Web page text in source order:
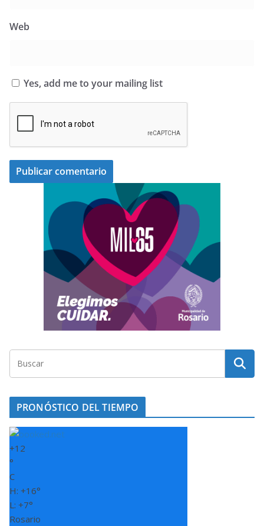
Web
Yes, add me to your mailing list
PRONÓSTICO DEL TIEMPO
+12
°
C
H: +16°
L: +7°
Rosario